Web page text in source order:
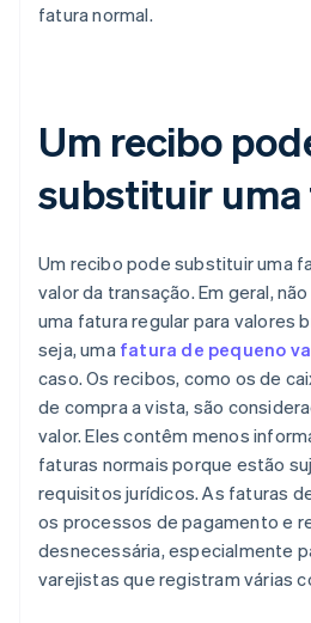
fatura normal.
Um recibo
substituir
Um recibo pode substituir uma
valor da transação. Em geral,
uma fatura regular para valores
seja, uma fatura de pequeno
caso. Os recibos, como os de
de compra a vista, são
valor. Eles contêm menos
faturas normais porque estão
requisitos jurídicos. As faturas
os processos de pagamento e
desnecessária, especialmente
varejistas que registram várias